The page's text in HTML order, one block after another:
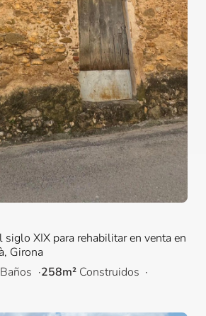
siglo XIX para rehabilitar en venta en
Girona
Baños 258m² Construidos